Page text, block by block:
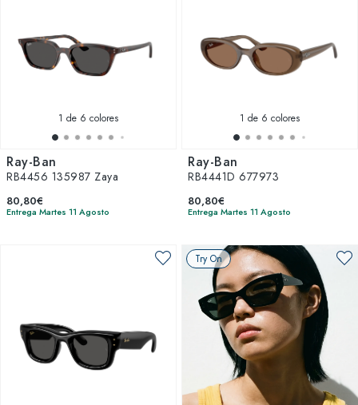
1 de 6 colores
Ray-Ban
RB4456 135987 Zaya
80,80€
Entrega Martes 11 Agosto
1 de 6 colores
Ray-Ban
RB4441D 677973
80,80€
Entrega Martes 11 Agosto
Try On